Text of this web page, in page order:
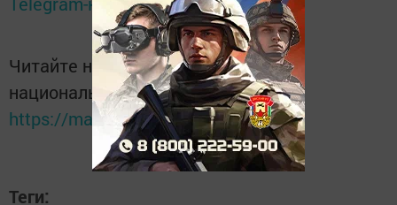
Читайте новости Татарстана в
национальном мессенджере MАХ:
https://max.ru/tatmedia
Теги: